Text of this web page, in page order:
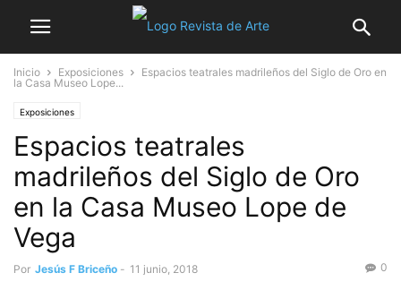
Inicio Exposiciones
Espacios teatrales madrileños del Siglo de Oro en
la Casa Museo Lope...
Exposiciones
Espacios teatrales
madrileños del Siglo de Oro
en la Casa Museo Lope de
Vega
Por Jesús F Briceño - 11 junio, 2018 0